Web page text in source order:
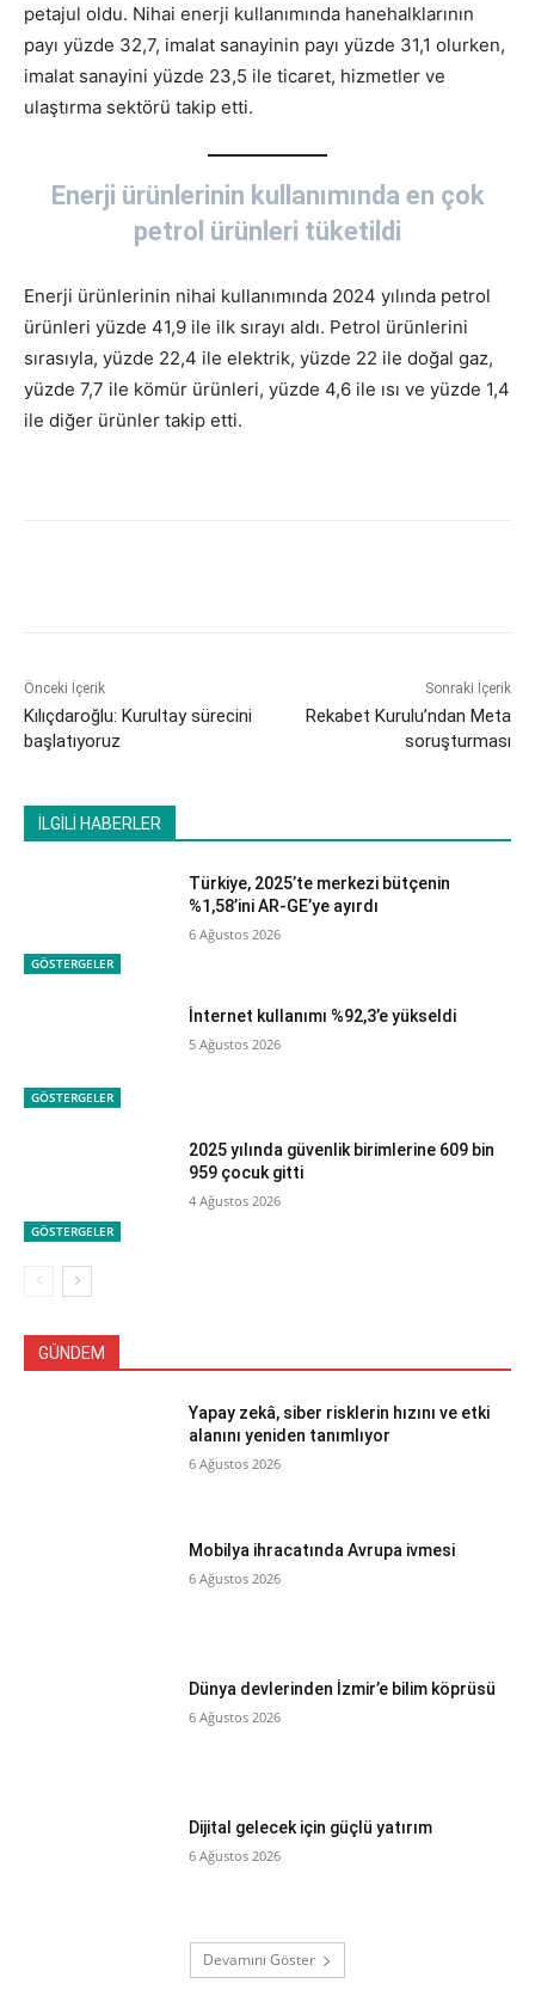
petajul oldu. Nihai enerji kullanımında hanehalklarının
payı yüzde 32,7, imalat sanayinin payı yüzde 31,1 olurken,
imalat sanayini yüzde 23,5 ile ticaret, hizmetler ve
ulaştırma sektörü takip etti.
Enerji ürünlerinin kullanımında en çok
petrol ürünleri tüketildi
Enerji ürünlerinin nihai kullanımında 2024 yılında petrol
ürünleri yüzde 41,9 ile ilk sırayı aldı. Petrol ürünlerini
sırasıyla, yüzde 22,4 ile elektrik, yüzde 22 ile doğal gaz,
yüzde 7,7 ile kömür ürünleri, yüzde 4,6 ile ısı ve yüzde 1,4
ile diğer ürünler takip etti.
Önceki İçerik
​Kılıçdaroğlu: Kurultay sürecini
başlatıyoruz
Sonraki İçerik
​Rekabet Kurulu’ndan Meta
soruşturması
İLGİLİ HABERLER
GÖSTERGELER
Türkiye, 2025’te merkezi bütçenin
%1,58’ini AR-GE’ye ayırdı
6 Ağustos 2026
GÖSTERGELER
İnternet kullanımı %92,3’e yükseldi
5 Ağustos 2026
GÖSTERGELER
2025 yılında güvenlik birimlerine 609 bin
959 çocuk gitti
4 Ağustos 2026
GÜNDEM
Yapay zekâ, siber risklerin hızını ve etki
alanını yeniden tanımlıyor
6 Ağustos 2026
Mobilya ihracatında Avrupa ivmesi
6 Ağustos 2026
Dünya devlerinden İzmir’e bilim köprüsü
6 Ağustos 2026
Dijital gelecek için güçlü yatırım
6 Ağustos 2026
Devamını Göster